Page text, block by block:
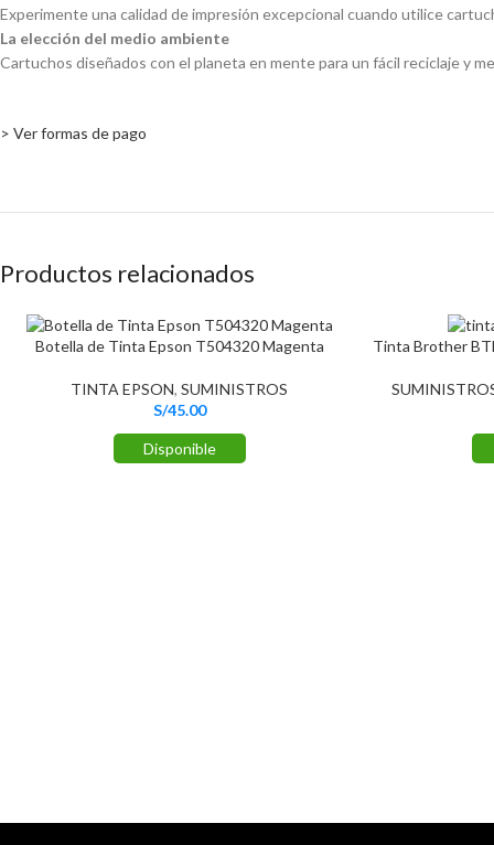
Experimente una calidad de impresión excepcional cuando utilice
La elección del medio ambiente
Cartuchos diseñados con el planeta en mente para un fácil reciclaje y
> Ver formas de pago
Productos relacionados
Botella de Tinta Epson T504320 Magenta
TINTA EPSON, SUMINISTROS
S/45.00
Disponible
Tinta Brother